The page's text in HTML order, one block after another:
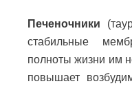
Печеночники
стабильные
полноты жизни им
повышает